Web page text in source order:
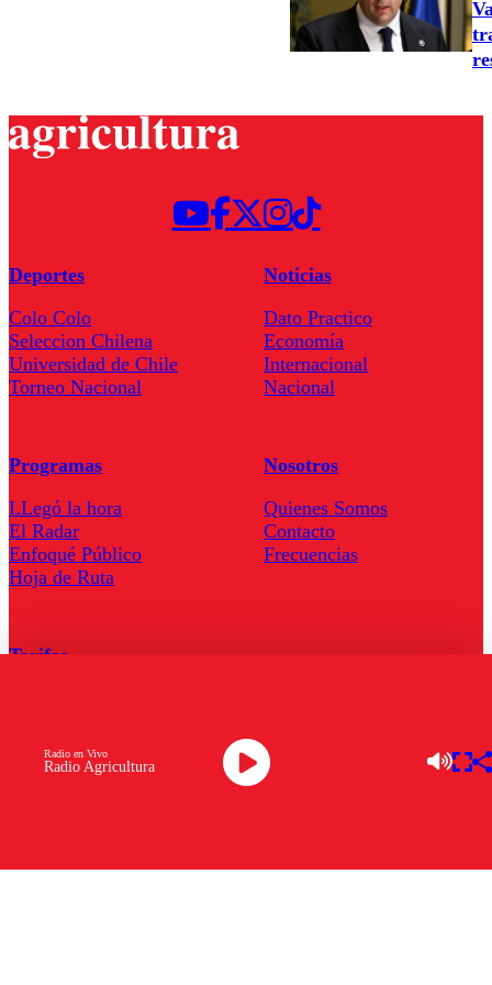
Radio Agricultura
Radio en Vivo
Deportes
Colo Colo
Seleccion Chilena
Universidad de Chile
Torneo Nacional
Noticias
Dato Practico
Economía
Internacional
Nacional
Programas
LLegó la hora
El Radar
Enfoqué Público
Hoja de Ruta
Nosotros
Quienes Somos
Contacto
Frecuencias
Tarifas
Descarga la APP